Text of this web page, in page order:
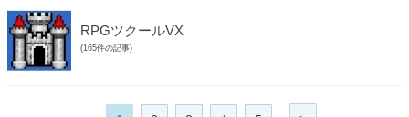
RPGツクールVX
(165件の記事)